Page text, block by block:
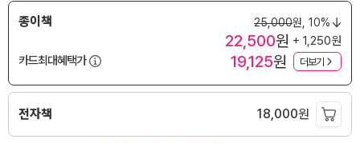
종이책 25,000원, 10%
22,500원 + 1,250원
카드최대혜택가
19,125원 더보기
전자책 18,000원